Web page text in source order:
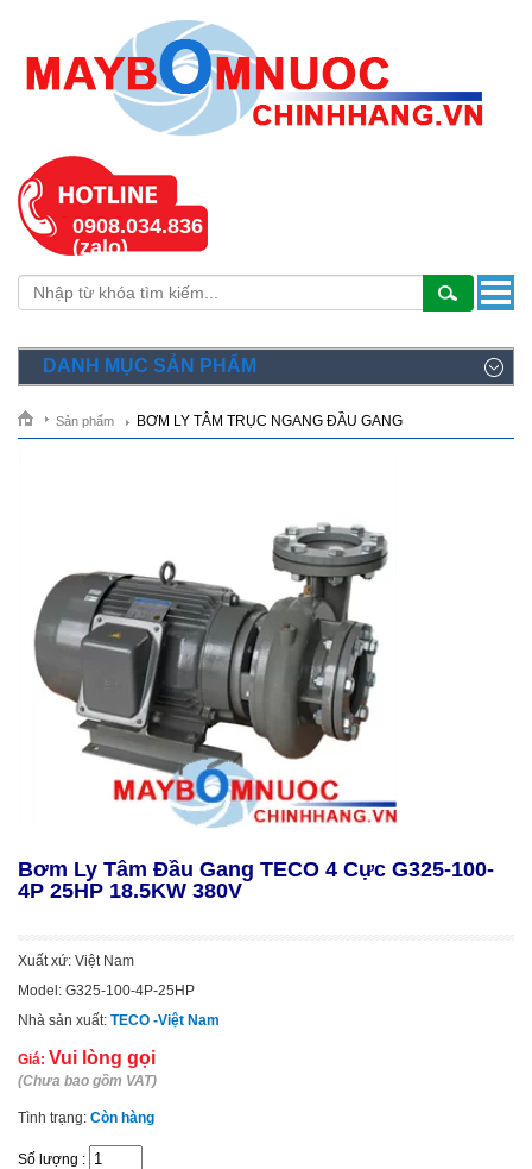
0908.034.836
(zalo)
DANH MỤC SẢN PHẨM
Sản phẩm BƠM LY TÂM TRỤC NGANG ĐẦU GANG
Bơm Ly Tâm Đầu Gang TECO 4 Cực G325-100-
4P 25HP 18.5KW 380V
Xuất xứ: Việt Nam
Model: G325-100-4P-25HP
Nhà sản xuất: TECO -Việt Nam
Giá: Vui lòng gọi
(Chưa bao gồm VAT)
Tình trạng: Còn hàng
Số lượng :